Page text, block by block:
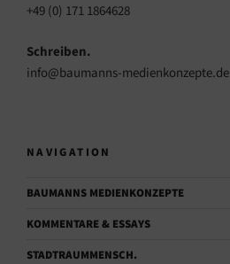
+49 (0) 171 1864628
Schreiben.
info@baumanns-medienkonzepte.de
NAVIGATION
BAUMANNS MEDIENKONZEPTE
KOMMENTARE & ESSAYS
STADTRAUMMENSCH.